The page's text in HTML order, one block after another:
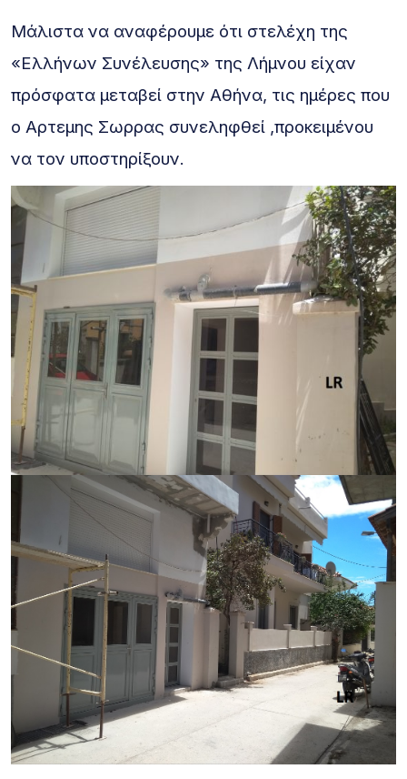
Μάλιστα να αναφέρουμε ότι στελέχη της
«Ελλήνων Συνέλευσης» της Λήμνου είχαν
πρόσφατα μεταβεί στην Αθήνα, τις ημέρες που
ο Αρτεμης Σωρρας συνεληφθεί ,προκειμένου
να τον υποστηρίξουν.